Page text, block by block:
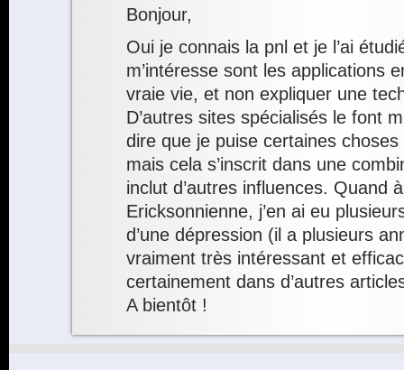
Bonjour,
Oui je connais la pnl et je l’ai
m’intéresse sont les applications
vraie vie, et non expliquer une
D’autres sites spécialisés le font
dire que je puise certaines
mais cela s’inscrit dans une
inclut d’autres influences. Quand
Ericksonnienne, j’en ai eu
d’une dépression (il a plusieurs
vraiment très intéressant et
certainement dans d’autres
A bientôt !